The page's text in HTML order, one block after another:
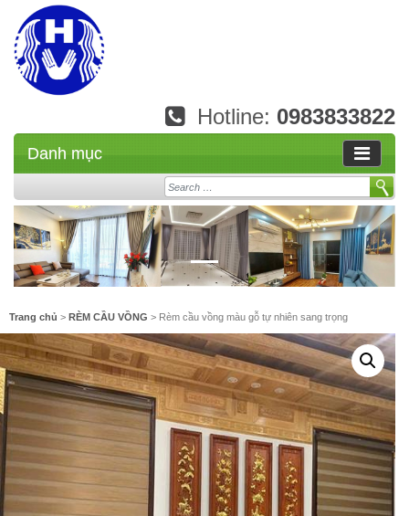
Hotline: 0983833822
Danh mục
Search
Trang chủ > RÈM CẦU VỒNG > Rèm cầu vồng màu gỗ tự nhiên sang trọng